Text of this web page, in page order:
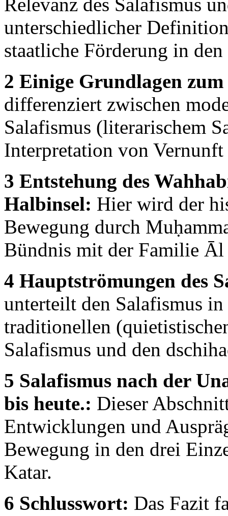
unterschiedlicher
staatliche Förderung in
2 Einige Grundlagen
differenziert zwischen
Salafismus (literarischem
Interpretation von
3 Entstehung des
Halbinsel: Hier wird der
Bewegung durch
Bündnis mit der Familie Āl
4 Hauptströmungen des
unterteilt den Salafismus
traditionellen
Salafismus und den
5 Salafismus nach der
bis heute.: Dieser
Entwicklungen und
Bewegung in den drei
Katar.
6 Schlusswort: Das Fazit